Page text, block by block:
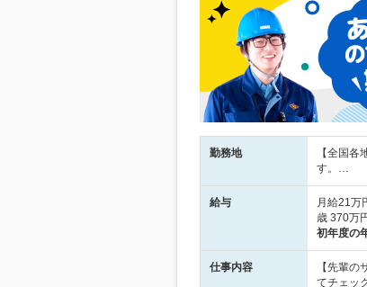
勤務地
【全国
す。…
給与
月給21万
歳 370万
初年度の
仕事内容
【先輩
てチェッ